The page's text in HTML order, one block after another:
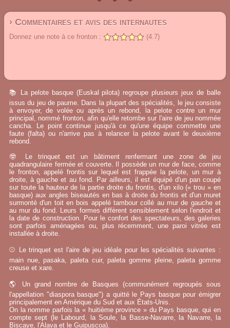
› Commentaires et avis des internautes
Donnez une note à ce fronton : (4.7)
📚 La pelote basque (Euskal pilota) regroupe plusieurs jeux de balle
issus du jeu de paume. Dans la plupart des spécialités, le jeu consiste
à envoyer, de volée ou après un rebond, la pelote contre un mur
principal, nommé fronton, afin qu'elle retombe sur l'aire de jeu nommée
cancha. Le point continue jusqu'à ce qu'une équipe commette une
faute (falta) ou n'arrive pas à relancer la pelote avant le deuxième
rebond.
🤓 Le trinquet est un bâtiment renfermant une zone de jeu
quadrangulaire fermée et couverte. Il possède un mur de face, comme
le fronton, appelé frontis sur lequel est frappée la pelote, un mur à
droite, à gauche et au fond. Par ailleurs, il est équipé d'un pan coupé
sur toute la hauteur de la partie droite du frontis, d'un xilo (« trou » en
basque) aux angles biseautés en bas à droite du frontis et d'un muret
surmonté d'un toit en bois appelé tambour collé au mur de gauche et
au mur du fond. Leurs formes diffèrent sensiblement selon l'endroit et
la date de construction. Pour le confort des spectateurs, des galeries
sont parfois aménagées ou, plus récemment, une paroi vitrée est
installée à droite.
⚾ Le trinquet est l'aire de jeu idéale pour les spécialités suivantes :
main nue, pasaka, paleta cuir, paleta gomme pleine, paleta gomme
creuse et xare.
🌎 Un grand nombre de Basques (communément regroupés sous
l'appellation "diaspora basque") a quitté le Pays basque pour émigrer
principalement en Amérique du Sud et aux États-Unis.
On la nomme parfois la « huitième province » du Pays basque, qui en
compte sept (le Labourd, la Soule, la Basse-Navarre, la Navarre, la
Biscaye, l'Alava et le Guipuscoa).